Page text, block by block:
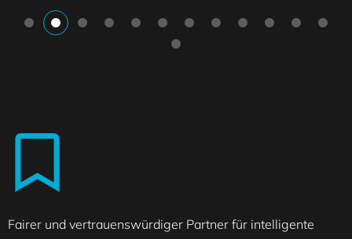
Fairer und vertrauenswürdiger Partner für intelligente